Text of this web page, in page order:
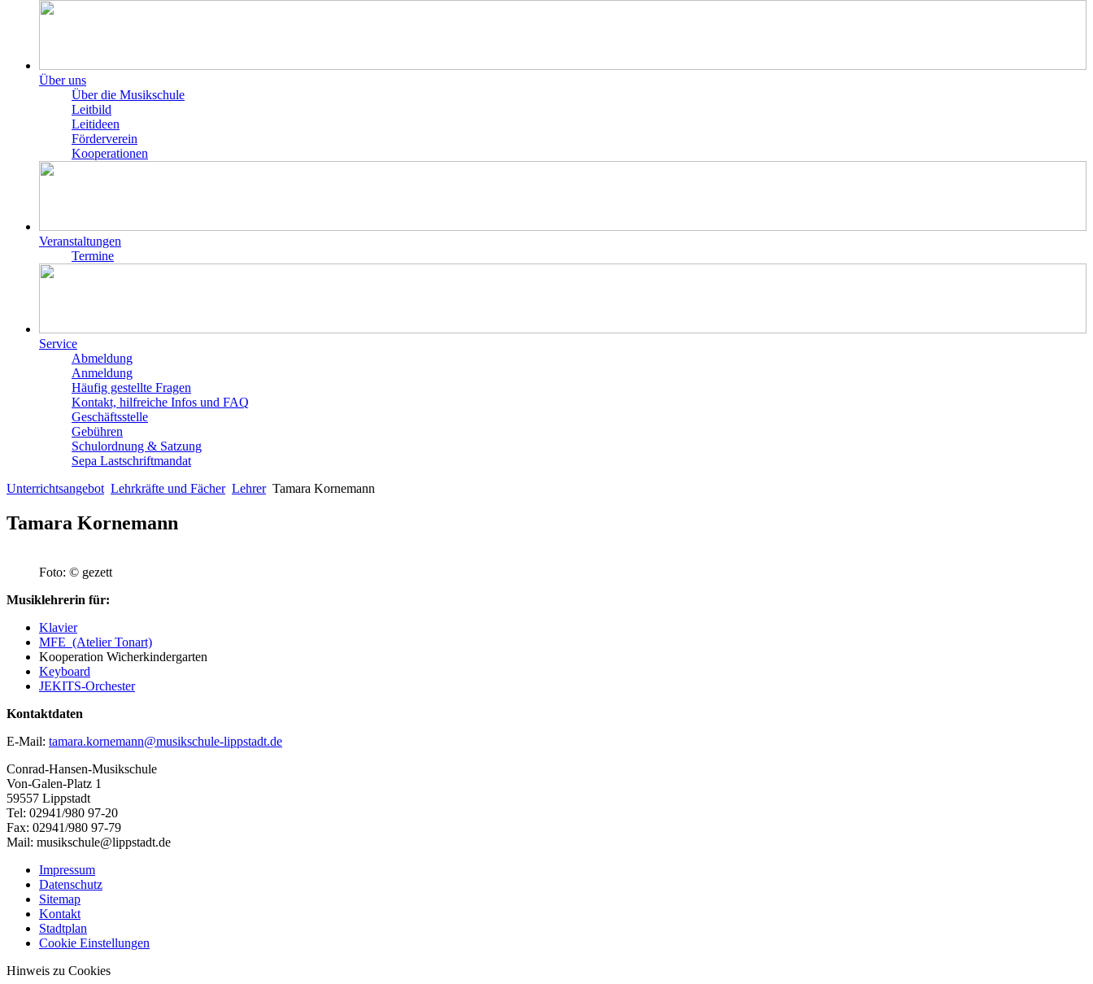
Über uns
Über die Musikschule
Leitbild
Leitideen
Förderverein
Kooperationen
Veranstaltungen
Termine
Service
Abmeldung
Anmeldung
Häufig gestellte Fragen
Kontakt, hilfreiche Infos und FAQ
Geschäftsstelle
Gebühren
Schulordnung & Satzung
Sepa Lastschriftmandat
Unterrichtsangebot Lehrkräfte und Fächer LehrerTamara Kornemann
Tamara Kornemann
Foto: © gezett
Musiklehrerin für:
Klavier
MFE (Atelier Tonart)
Kooperation Wicherkindergarten
Keyboard
JEKITS-Orchester
Kontaktdaten
E-Mail: tamara.kornemann@musikschule-lippstadt.de
Conrad-Hansen-Musikschule
Von-Galen-Platz 1
59557 Lippstadt
Tel: 02941/980 97-20
Fax: 02941/980 97-79
Mail: musikschule@lippstadt.de
Impressum
Datenschutz
Sitemap
Kontakt
Stadtplan
Cookie Einstellungen
Hinweis zu Cookies